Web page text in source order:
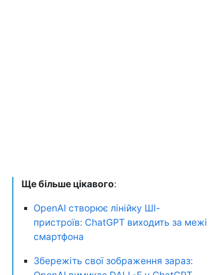
Ще більше цікавого:
OpenAI створює лінійку ШІ-
пристроїв: ChatGPT виходить за межі
смартфона
Збережіть свої зображення зараз: